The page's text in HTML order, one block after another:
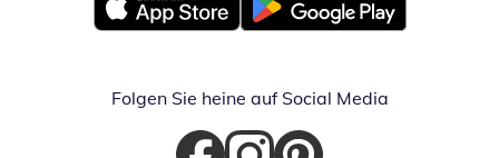
Öffnet in neuem FensterÖffnet in neuem Fenster
Folgen Sie heine auf Social Media